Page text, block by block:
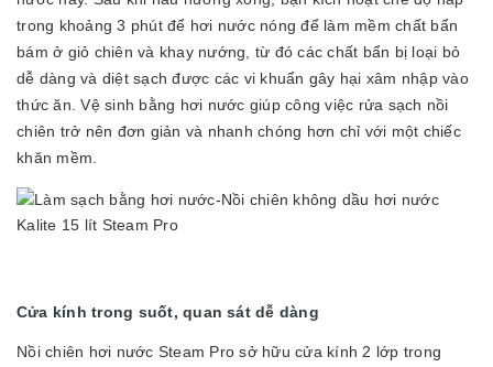
trong khoảng 3 phút để hơi nước nóng để làm mềm chất bẩn
bám ở giỏ chiên và khay nướng, từ đó các chất bẩn bị loại bỏ
dễ dàng và diệt sạch được các vi khuẩn gây hại xâm nhập vào
thức ăn. Vệ sinh bằng hơi nước giúp công việc rửa sạch nồi
chiên trở nên đơn giản và nhanh chóng hơn chỉ với một chiếc
khăn mềm.
Cửa kính trong suốt, quan sát dễ dàng
Nồi chiên hơi nước Steam Pro sở hữu cửa kính 2 lớp trong